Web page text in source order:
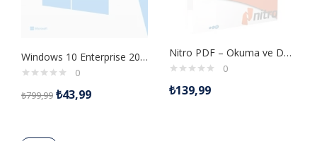
Windows 10 Enterprise 2016 LTSB Retail Dijital Lisans Anahtarı
0
₺799,99 ₺43,99
Nitro PDF – Okuma ve Düzenleme Dijital Lisans Anahtarı
0
₺139,99